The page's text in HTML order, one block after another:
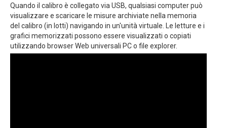
Quando il calibro è collegato via USB, qualsiasi computer può
visualizzare e scaricare le misure archiviate nella memoria
del calibro (in lotti) navigando in un'unità virtuale. Le letture e i
grafici memorizzati possono essere visualizzati o copiati
utilizzando browser Web universali PC o file explorer.